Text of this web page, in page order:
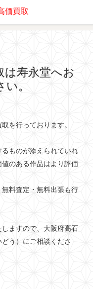
価買取
ア
は寿永堂へお
。
を行っております。
ものが添えられていれ
のある作品はより評価
料査定・無料出張も行
ますので、大阪府高石
う）にご相談くださ